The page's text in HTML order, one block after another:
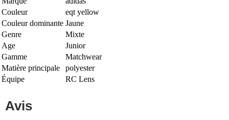
Couleur
eqt yellow
Couleur dominante Jaune
Genre
Mixte
Age
Junior
Gamme
Matchwear
Matière principale
polyester
Équipe
RC Lens